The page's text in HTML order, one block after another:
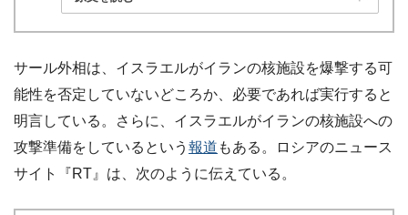
サール外相は、イスラエルがイランの核施設を爆撃する可
能性を否定していないどころか、必要であれば実行すると
明言している。さらに、イスラエルがイランの核施設への
攻撃準備をしているという 報道 もある。ロシアのニュース
サイト『RT』は、次のように伝えている。